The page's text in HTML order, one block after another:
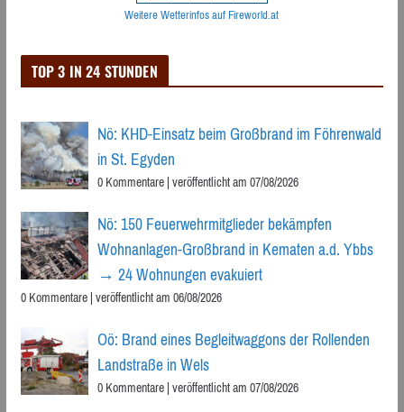
Weitere Wetterinfos auf Fireworld.at
TOP 3 IN 24 STUNDEN
Nö: KHD-Einsatz beim Großbrand im Föhrenwald
in St. Egyden
0 Kommentare|veröffentlicht am 07/08/2026
Nö: 150 Feuerwehrmitglieder bekämpfen
Wohnanlagen-Großbrand in Kematen a.d. Ybbs
→ 24 Wohnungen evakuiert
0 Kommentare|veröffentlicht am 06/08/2026
Oö: Brand eines Begleitwaggons der Rollenden
Landstraße in Wels
0 Kommentare|veröffentlicht am 07/08/2026